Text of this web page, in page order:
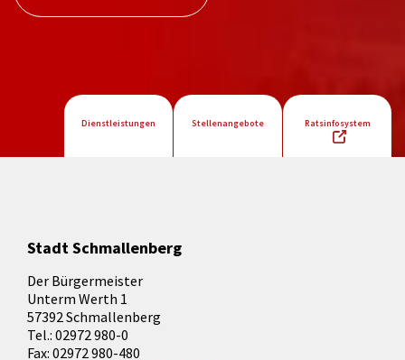
Dienstleistungen Stellenangebote Ratsinfosystem
Stadt Schmallenberg
Der Bürgermeister
Unterm Werth 1
57392 Schmallenberg
Tel.: 02972 980-0
Fax: 02972 980-480